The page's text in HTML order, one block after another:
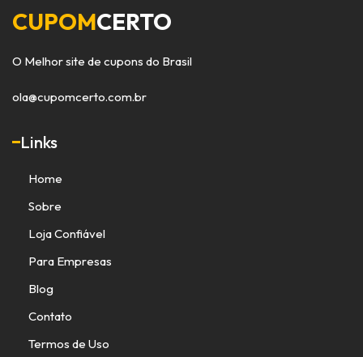
CUPOMCERTO
O Melhor site de cupons do Brasil
ola@cupomcerto.com.br
Links
Home
Sobre
Loja Confiável
Para Empresas
Blog
Contato
Termos de Uso